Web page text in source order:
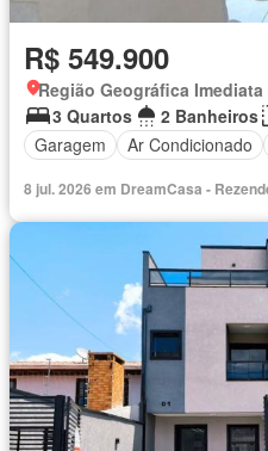
R$ 549.900
3 Quartos
2 Banheiros
Garagem
Ar Condicionado
8 jul. 2026 em DreamCasa -